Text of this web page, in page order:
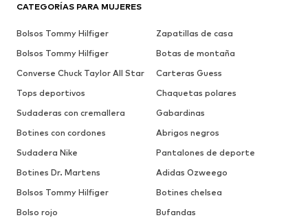
CATEGORÍAS PARA MUJERES
Bolsos Tommy Hilfiger
Zapatillas de casa
Bolsos Tommy Hilfiger
Botas de montaña
Converse Chuck Taylor All Star
Carteras Guess
Tops deportivos
Chaquetas polares
Sudaderas con cremallera
Gabardinas
Botines con cordones
Abrigos negros
Sudadera Nike
Pantalones de deporte
Botines Dr. Martens
Adidas Ozweego
Bolsos Tommy Hilfiger
Botines chelsea
Bolso rojo
Bufandas